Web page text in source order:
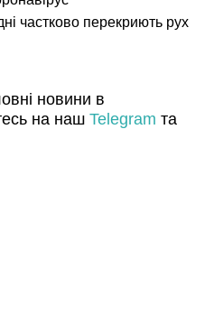
частково перекриють рух
новини в
на наш Telegram та